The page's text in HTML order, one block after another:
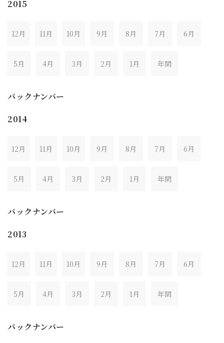
2015
12月 11月 10月 9月 8月 7月 6月
5月 4月 3月 2月 1月 年間
バックナンバー
2014
12月 11月 10月 9月 8月 7月 6月
5月 4月 3月 2月 1月 年間
バックナンバー
2013
12月 11月 10月 9月 8月 7月 6月
5月 4月 3月 2月 1月 年間
バックナンバー